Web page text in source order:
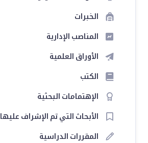
الخبرات
المناصب الإدارية
الأوراق العلمية
الكتب
الإهتمامات البحثية
الأبحاث التي تم الإشراف عليها
المقررات الدراسية